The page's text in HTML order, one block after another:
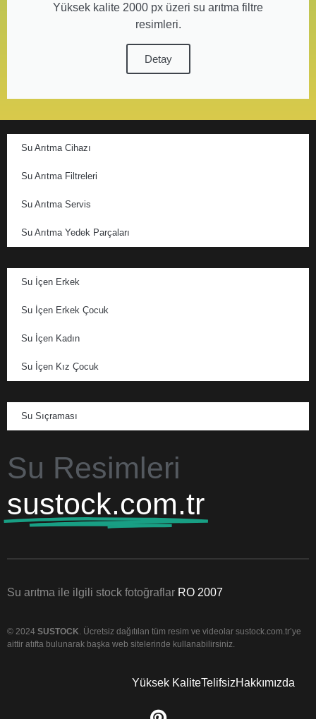
Yüksek kalite 2000 px üzeri su arıtma filtre
resimleri.
Detay
Su Arıtma Cihazı
Su Arıtma Filtreleri
Su Arıtma Servis
Su Arıtma Yedek Parçaları
Su İçen Erkek
Su İçen Erkek Çocuk
Su İçen Kadın
Su İçen Kız Çocuk
Su Sıçraması
Su Resimleri
sustock.com.tr
Su arıtma ile ilgili stock fotoğraflar RO 2007
© 2024 SUSTOCK. Ücretsiz dağıtılan tüm resim ve videolar sustock.com.tr’ye
aittir atıfta bulunarak başka web sitelerinde kullanabilirsiniz.
Yüksek KaliteTelifsizHakkımızda